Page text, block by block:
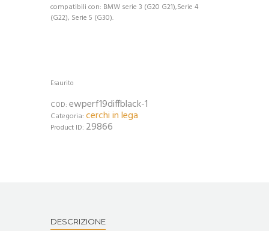
compatibili con: BMW serie 3 (G20 G21),Serie 4
(G22), Serie 5 (G30).
Esaurito
COD: ewperf19diffblack-1
Categoria: cerchi in lega
Product ID: 29866
DESCRIZIONE